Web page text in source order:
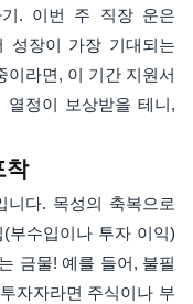
. 이번 주 직장 운은
성장이 가장 기대되는
이라면, 이 기간 지원서
정이 보상받을 테니,
착
니다. 목성의 축복으로
부수입이나 투자 이익)
금물! 예를 들어, 불필
자자라면 주식이나 부